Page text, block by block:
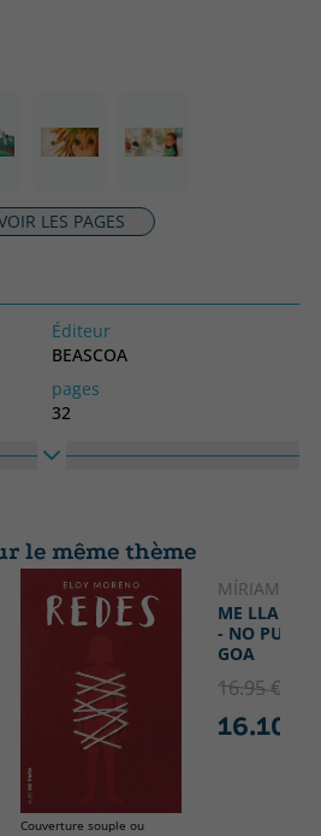
LES PAGES
Éditeur
BEASCOA
pages
32
langage
le même thème
Couverture souple ou
MÍRIAM
ME LLAMO
- NO
GOA
16.95 €
16.10 €